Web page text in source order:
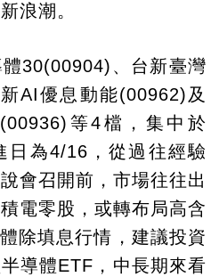
浪潮。
30(00904)、台新臺灣
AI優息動能(00962)及
等4檔，集中於
日為4/16，從過往經驗
會召開前，市場往往出
電零股，或轉布局高含
除填息行情，建議投資
導體ETF，中長期來看